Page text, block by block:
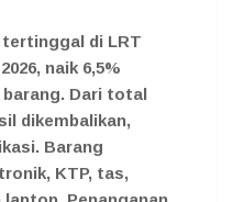
tertinggal di LRT
naik 6,5%
barang. Dari total
dikembalikan,
Barang
KTP, tas,